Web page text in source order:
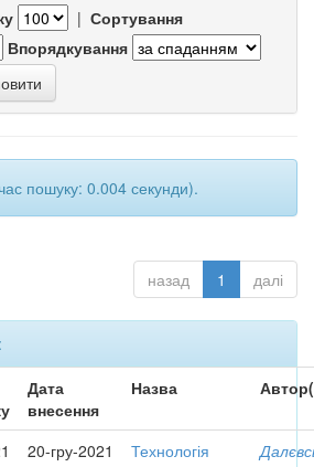
| Сортування
Впорядкування
пошуку: 0.004 секунди).
назад 1 далі
Дата
внесення
Назва
20-гру-2021
Технологія